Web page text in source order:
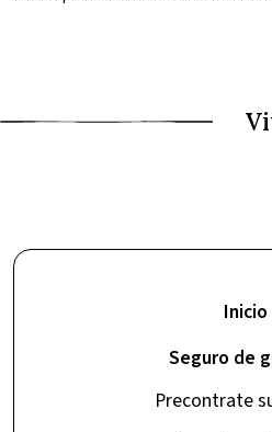
Inicio
Seguro de
Precontrate